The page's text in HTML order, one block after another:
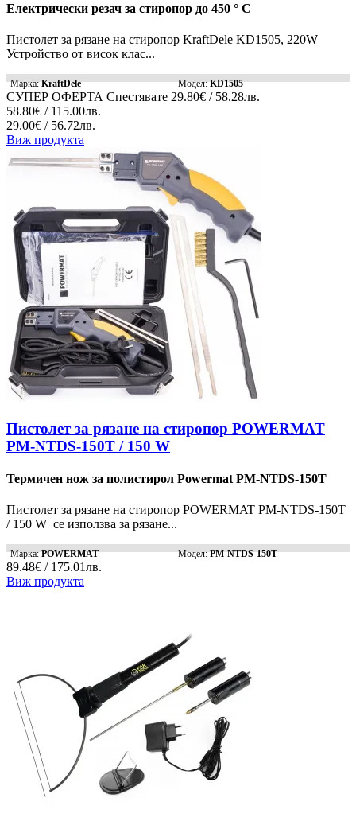
Електрически резач за стиропор до 450 ° C
Пистолет за рязане на стиропор KraftDele KD1505, 220W
Устройство от висок клас...
Марка:KraftDele Модел:KD1505
СУПЕР ОФЕРТА Спестявате 29.80€ / 58.28лв.
58.80€ / 115.00лв.
29.00€ / 56.72лв.
Виж продукта
Пистолет за рязане на стиропор POWERMAT
PM-NTDS-150T / 150 W
Термичен нож за полистирол Powermat PM-NTDS-150T
Пистолет за рязане на стиропор POWERMAT PM-NTDS-150T
/ 150 W се използва за рязане...
Марка:POWERMAT Модел:PM-NTDS-150T
89.48€ / 175.01лв.
Виж продукта